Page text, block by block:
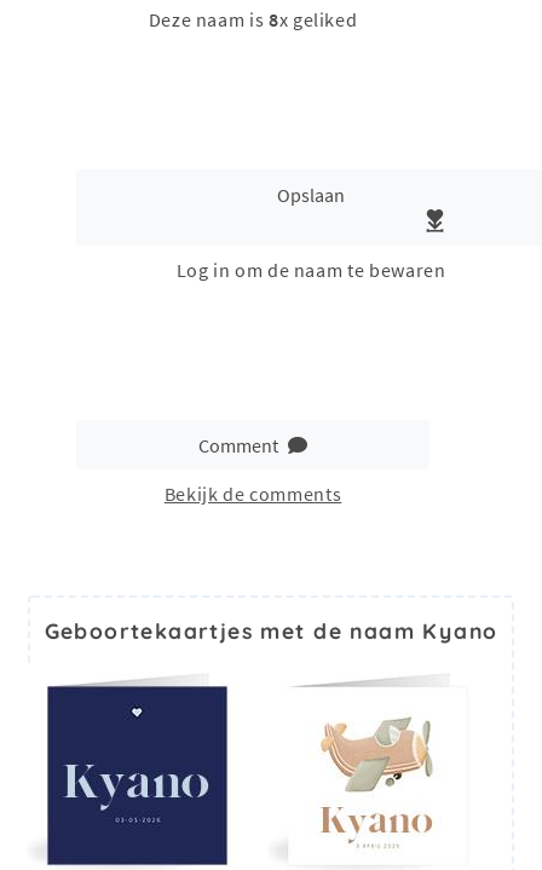
Deze naam is 8x geliked
Opslaan
Log in om de naam te bewaren
Comment
Bekijk de comments
Geboortekaartjes met de naam Kyano